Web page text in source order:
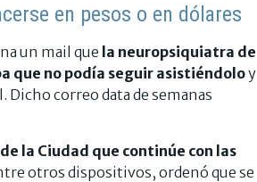
en pesos o en dólares
un mail que la neuropsiquiatra de
que no podía seguir asistiéndoloy
correo data de semanas
la Ciudad que continúe con las
otros dispositivos, ordenó que se